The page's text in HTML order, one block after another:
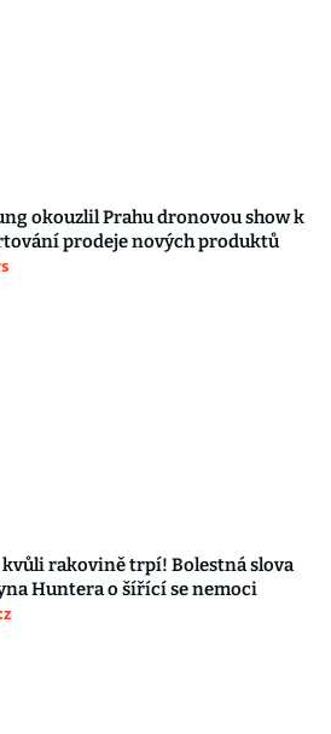
okouzlil Prahu dronovou show k
prodeje nových produktů
rakovině trpí! Bolestná slova
Huntera o šířící se nemoci